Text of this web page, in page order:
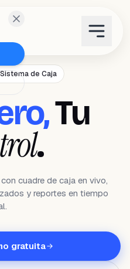
de Caja
Tu
.
cuadre de caja en vivo,
y reportes en tiempo
gratuita